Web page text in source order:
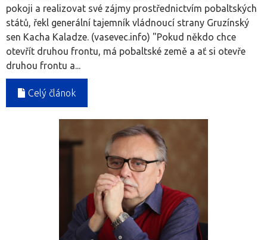
pokoji a realizovat své zájmy prostřednictvím pobaltských
států, řekl generální tajemník vládnoucí strany Gruzínský
sen Kacha Kaladze. (vasevec.info) "Pokud někdo chce
otevřít druhou frontu, má pobaltské země a ať si otevře
druhou frontu a...
Celý článok